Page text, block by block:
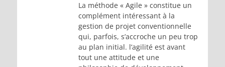
La méthode « Agile » constitue un
complément intéressant à la
gestion de projet conventionnelle
qui, parfois, s’accroche un peu trop
au plan initial. l’agilité est avant
tout une attitude et une